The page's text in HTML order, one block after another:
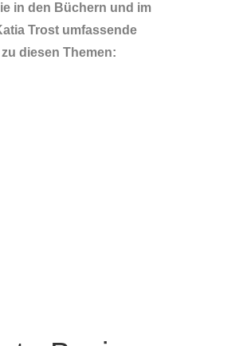
in den Büchern und im
Trost umfassende
diesen Themen: